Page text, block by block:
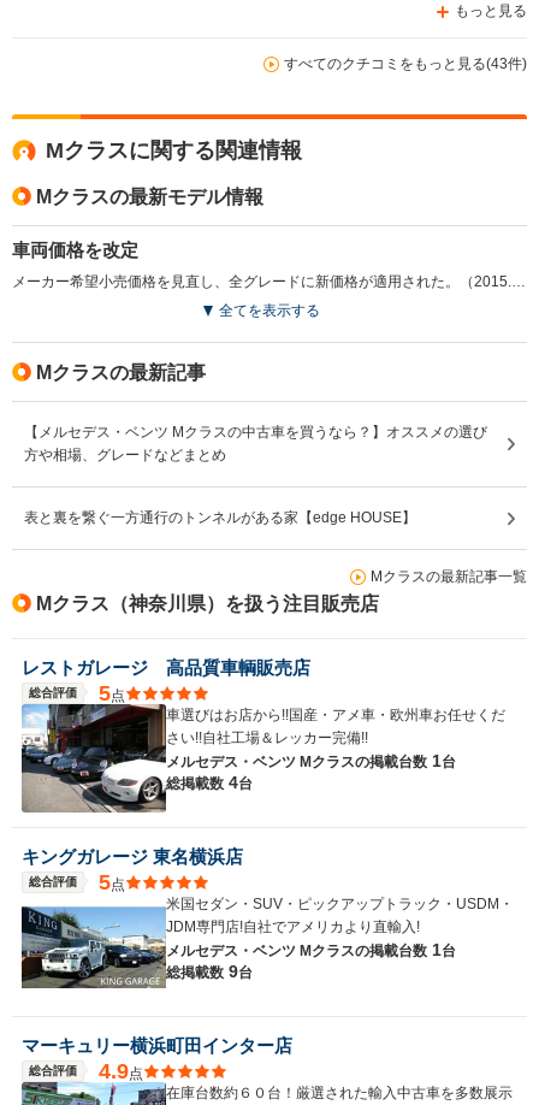
もっと見る
すべてのクチコミをもっと見る(43件)
Mクラスに関する関連情報
Mクラスの最新モデル情報
車両価格を改定
メーカー希望小売価格を見直し、全グレードに新価格が適用された。（2015.4）
全てを表示する
Mクラスの最新記事
【メルセデス・ベンツ Mクラスの中古車を買うなら？】オススメの選び
方や相場、グレードなどまとめ
表と裏を繋ぐ一方通行のトンネルがある家【edge HOUSE】
Mクラスの最新記事一覧
Mクラス（神奈川県）を扱う注目販売店
レストガレージ 高品質車輌販売店
総合評価 5点
車選びはお店から!!国産・アメ車・欧州車お任せくだ
さい!!自社工場＆レッカー完備!!
メルセデス・ベンツ Mクラスの掲載台数 1台
総掲載数 4台
キングガレージ 東名横浜店
総合評価 5点
米国セダン・SUV・ピックアップトラック・USDM・
JDM専門店!自社でアメリカより直輸入!
メルセデス・ベンツ Mクラスの掲載台数 1台
総掲載数 9台
マーキュリー横浜町田インター店
総合評価 4.9点
在庫台数約６０台！厳選された輸入中古車を多数展示